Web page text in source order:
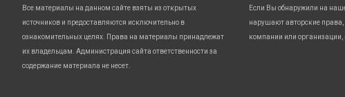
Все материалы на данном сайте взяты из открытых
источников и предоставляются исключительно в
ознакомительных целях. Права на материалы принадлежат
их владельцам. Администрация сайта ответственности за
содержание материала не несет.
Если Вы обнаружили на
нарушают авторские
компании или организации,